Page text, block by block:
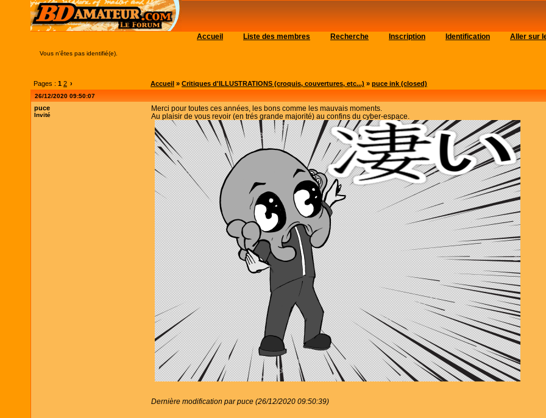
Accueil Liste des membres Recherche Inscription Identification Aller sur
Vous n'êtes pas identifié(e).
Pages : 1 2 › Accueil » Critiques d'ILLUSTRATIONS (croquis, couvertures, etc...) » puce ink (closed)
26/12/2020 09:50:07
puce
Invité
Merci pour toutes ces années, les bons comme les mauvais moments.
Au plaisir de vous revoir (en trés grande majorité) au confins du cyber-espace.
Dernière modification par puce (26/12/2020 09:50:39)